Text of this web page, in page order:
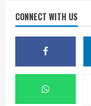
CONNECT WITH US